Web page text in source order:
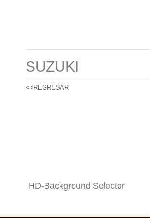
SUZUKI
<<REGRESAR
HD-Background Selector